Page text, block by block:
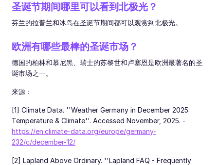
圣诞节期间哪里可以看到北极光？
芬兰的拉普兰和冰岛在圣诞节期间都可以观赏到北极光。
欧洲有哪些最棒的圣诞市场？
德国的柏林和慕尼黑、瑞士的苏黎世和卢塞恩是欧洲最著名的圣
诞市场之一。
来源：
[1] Climate Data. ''Weather Germany in December 2025:
Temperature & Climate''. Accessed November, 2025. -
https://en.climate-data.org/europe/germany-
232/c/december-12/
[2] Lapland Above Ordinary. ''Lapland FAQ - Frequently